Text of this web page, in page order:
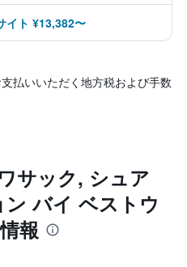
イト ¥13,382〜
払いいただく地方税および手数
サック, シュア
バイ ベストウ
報